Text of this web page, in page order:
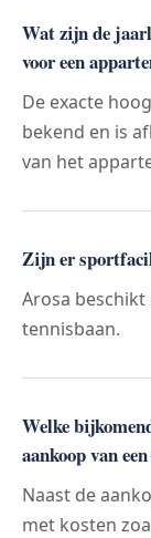
Wat zijn de
voor een
De exacte
bekend en is
van het
Zijn er
Arosa
tennisbaan.
Welke
aankoop van
Naast de
met kosten